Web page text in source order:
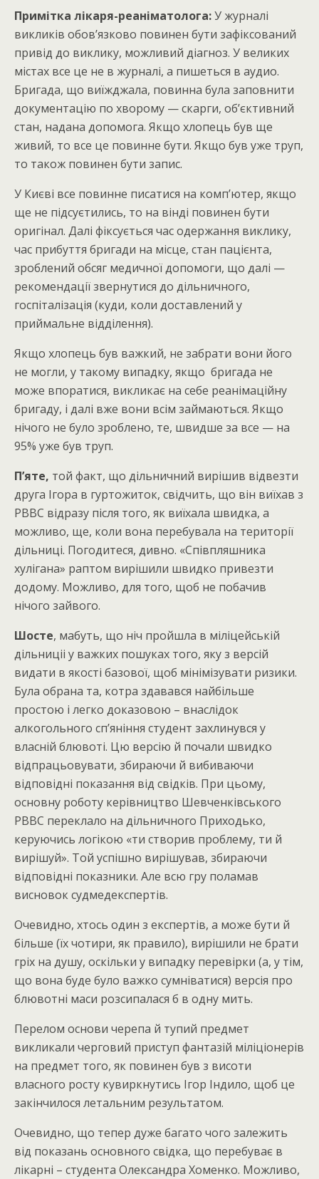
Примітка лікаря-реаніматолога:У журналі
викликів обов’язково повинен бути зафіксований
привід до виклику, можливий діагноз. У великих
містах все це не в журналі, а пишеться в аудио.
Бригада, що виїжджала, повинна була заповнити
документацію по хворому — скарги, об’єктивний
стан, надана допомога. Якщо хлопець був ще
живий, то все це повинне бути. Якщо був уже труп,
то також повинен бути запис.
У Києві все повинне писатися на комп’ютер, якщо
ще не підсуєтились, то на вінді повинен бути
оригінал. Далі фіксується час одержання виклику,
час прибуття бригади на місце, стан пацієнта,
зроблений обсяг медичної допомоги, що далі —
рекомендації звернутися до дільничного,
госпіталізація (куди, коли доставлений у
приймальне відділення).
Якщо хлопець був важкий, не забрати вони його
не могли, у такому випадку, якщо бригада не
може впоратися, викликає на себе реанімаційну
бригаду, і далі вже вони всім займаються. Якщо
нічого не було зроблено, те, швидше за все — на
95% уже був труп.
П’яте, той факт, що дільничний вирішив відвезти
друга Ігора в гуртожиток, свідчить, що він виїхав з
РВВС відразу після того, як виїхала швидка, а
можливо, ще, коли вона перебувала на території
дільниці. Погодитеся, дивно. «Співпляшника
хулігана» раптом вирішили швидко привезти
додому. Можливо, для того, щоб не побачив
нічого зайвого.
Шосте, мабуть, що ніч пройшла в міліцейській
дільниціі у важких пошуках того, яку з версій
видати в якості базової, щоб мінімізувати ризики.
Була обрана та, котра здавався найбільше
простою і легко доказовою – внаслідок
алкогольного сп’яніння студент захлинувся у
власній блювоті. Цю версію й почали швидко
відпрацьовувати, збираючи й вибиваючи
відповідні показання від свідків. При цьому,
основну роботу керівництво Шевченківського
РВВС переклало на дільничного Приходько,
керуючись логікою «ти створив проблему, ти й
вирішуй». Той успішно вирішував, збираючи
відповідні показники. Але всю гру поламав
висновок судмедекспертів.
Очевидно, хтось один з експертів, а може бути й
більше (їх чотири, як правило), вирішили не брати
гріх на душу, оскільки у випадку перевірки (а, у тім,
що вона буде було важко сумніватися) версія про
блювотні маси розсипалася б в одну мить.
Перелом основи черепа й тупий предмет
викликали черговий приступ фантазій міліціонерів
на предмет того, як повинен був з висоти
власного росту кувиркнутись Ігор Індило, щоб це
закінчилося летальним результатом.
Очевидно, що тепер дуже багато чого залежить
від показань основного свідка, що перебуває в
лікарні – студента Олександра Хоменко. Можливо,